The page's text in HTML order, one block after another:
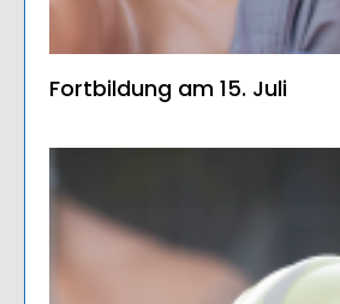
Fortbildung am 15. Juli